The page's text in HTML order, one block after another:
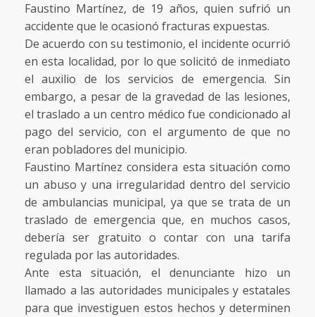
Faustino Martínez, de 19 años, quien sufrió un
accidente que le ocasionó fracturas expuestas.
De acuerdo con su testimonio, el incidente ocurrió
en esta localidad, por lo que solicitó de inmediato
el auxilio de los servicios de emergencia. Sin
embargo, a pesar de la gravedad de las lesiones,
el traslado a un centro médico fue condicionado al
pago del servicio, con el argumento de que no
eran pobladores del municipio.
Faustino Martínez considera esta situación como
un abuso y una irregularidad dentro del servicio
de ambulancias municipal, ya que se trata de un
traslado de emergencia que, en muchos casos,
debería ser gratuito o contar con una tarifa
regulada por las autoridades.
Ante esta situación, el denunciante hizo un
llamado a las autoridades municipales y estatales
para que investiguen estos hechos y determinen